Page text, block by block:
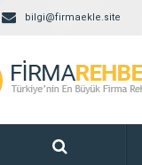
bilgi@firmaekle.site